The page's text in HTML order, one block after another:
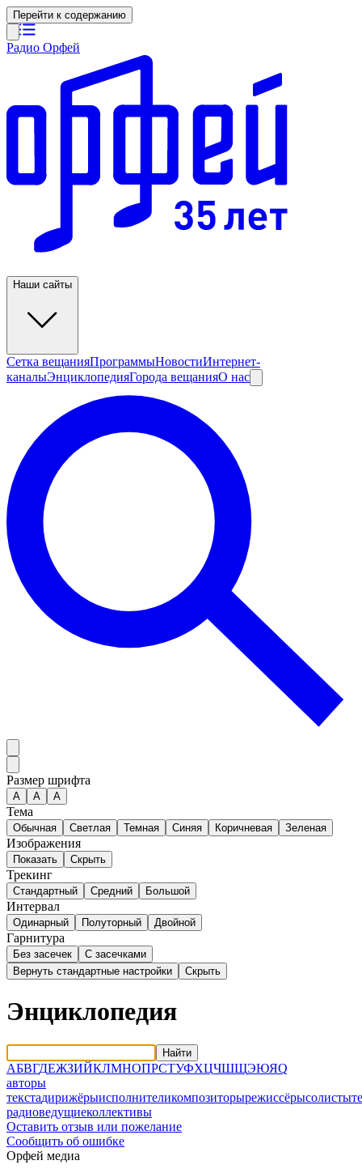
Перейти к содержанию
Радио Орфей
Наши сайты
Сетка вещанияПрограммыНовостиИнтернет-
каналыЭнциклопедияГорода вещанияО нас
Размер шрифта
А A A
Тема
Обычная Светлая Темная Синяя Коричневая Зеленая
Изображения
Показать Скрыть
Трекинг
Стандартный Средний Большой
Интервал
Одинарный Полуторный Двойной
Гарнитура
Без засечек
С засечками
Вернуть стандартные настройки
Скрыть
Энциклопедия
Найти
АБВГДЕЖЗИЙКЛМНОПРСТУФХЦЧШЩЭЮЯQ
авторы
текстадирижёрыисполнителикомпозиторырежиссёрысолисты
радиоведущиеколлективы
Оставить отзыв или пожелание
Сообщить об ошибке
Орфей медиа